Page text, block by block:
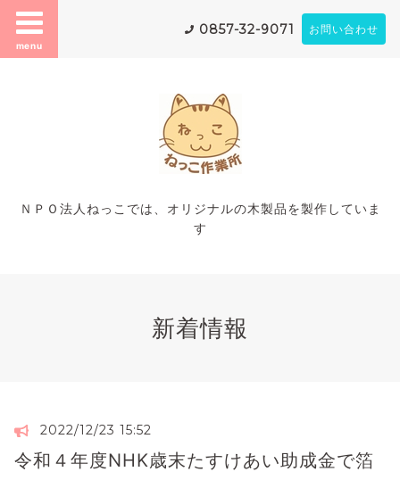
menu
0857-32-9071 お問い合わせ
ＮＰＯ法人ねっこでは、オリジナルの木製品を製作していま
す
新着情報
2022/12/23 15:52
令和４年度NHK歳末たすけあい助成金で箔